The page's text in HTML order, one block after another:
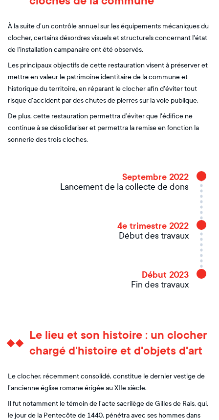
À la suite d’un contrôle annuel sur les équipements mécaniques du
clocher, certains désordres visuels et structurels concernant l'état
de l'installation campanaire ont été observés.
Les principaux objectifs de cette restauration visent à préserver et
mettre en valeur le patrimoine identitaire de la commune et
historique du territoire, en réparant le clocher afin d'éviter tout
risque d'accident par des chutes de pierres sur la voie publique.
De plus, cette restauration permettra d’éviter que l'édifice ne
continue à se désolidariser et permettra la remise en fonction la
sonnerie des trois cloches.
Septembre 2022
Lancement de la collecte de dons
4e trimestre 2022
Début des travaux
Début 2023
Fin des travaux
Le lieu et son histoire : un clocher
chargé d'histoire et d'objets d'art
Le clocher, récemment consolidé, constitue le dernier vestige de
l’ancienne église romane érigée au XIIe siècle.
Il fut notamment le témoin de l’acte sacrilège de Gilles de Rais, qui,
le jour de la Pentecôte de 1440, pénétra avec ses hommes dans